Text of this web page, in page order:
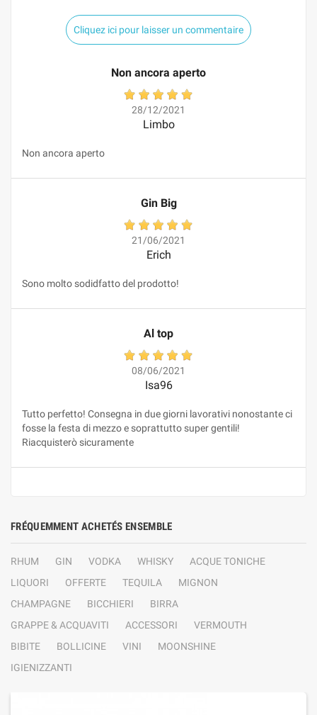
Cliquez ici pour laisser un commentaire
Non ancora aperto
28/12/2021
Limbo
Non ancora aperto
Gin Big
21/06/2021
Erich
Sono molto sodidfatto del prodotto!
Al top
08/06/2021
Isa96
Tutto perfetto! Consegna in due giorni lavorativi nonostante ci
fosse la festa di mezzo e soprattutto super gentili!
Riacquisterò sicuramente
FRÉQUEMMENT ACHETÉS ENSEMBLE
RHUM GIN VODKA WHISKY
ACQUE TONICHE
LIQUORI
OFFERTE TEQUILA
MIGNON
CHAMPAGNE
BICCHIERI
BIRRA
GRAPPE & ACQUAVITI
ACCESSORI
VERMOUTH
BIBITE
BOLLICINE VINI
MOONSHINE
IGIENIZZANTI